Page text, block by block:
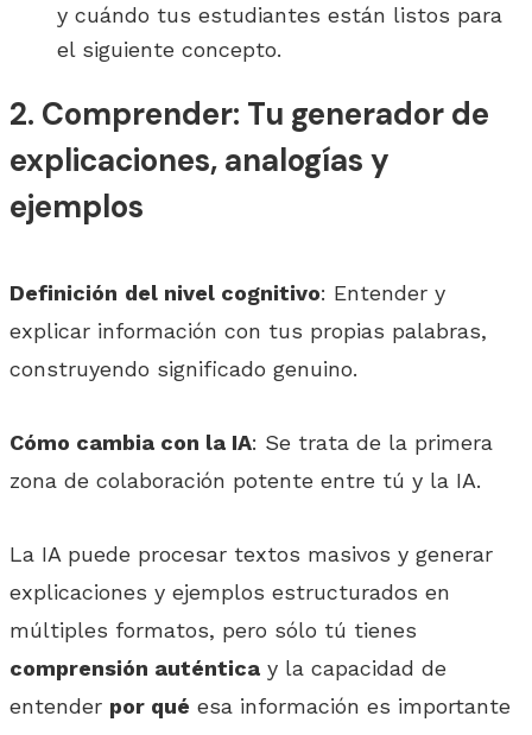
y cuándo tus estudiantes están listos para
el siguiente concepto.
2. Comprender: Tu generador de
explicaciones, analogías y
ejemplos
Definición del nivel cognitivo: Entender y
explicar información con tus propias palabras,
construyendo significado genuino.
Cómo cambia con la IA: Se trata de la primera
zona de colaboración potente entre tú y la IA.
La IA puede procesar textos masivos y generar
explicaciones y ejemplos estructurados en
múltiples formatos, pero sólo tú tienes
comprensión auténtica y la capacidad de
entender por qué esa información es importante